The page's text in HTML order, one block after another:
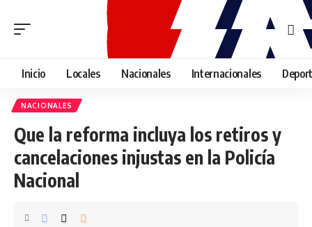
Inicio Locales Nacionales Internacionales
NACIONALES
Que la reforma incluya los retiros y
cancelaciones injustas en la Policía
Nacional